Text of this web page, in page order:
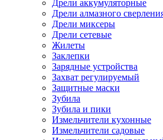
Дрели аккумуляторные
Дрели алмазного
Дрели миксеры
Дрели сетевые
Жилеты
Заклепки
Зарядные устройства
Захват регулируемый
Защитные маски
Зубила
Зубила и пики
Измельчители кухонные
Измельчители садовые